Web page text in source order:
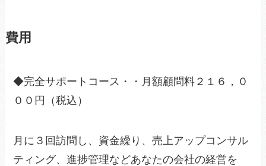
費用
◆完全サポートコース・・月額顧問料２１６，０
００円（税込）
月に３回訪問し、資金繰り、売上アップコンサル
ティング、進捗管理などあなたの会社の経営を